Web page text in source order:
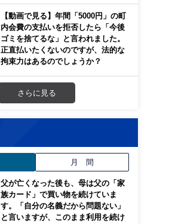
【動画で見る】年間「5000円」の町
内会費の支払いを拒否したら「今後
ゴミを捨てるな」と言われました。
正直払いたくないのですが、法的な
拘束力はあるのでしょうか？
さらに見る
月 間
父が亡くなった後も、母は父の「家
族カード」で買い物を続けていま
す。「自分の名義だから問題ない」
と言いますが、このまま利用を続け